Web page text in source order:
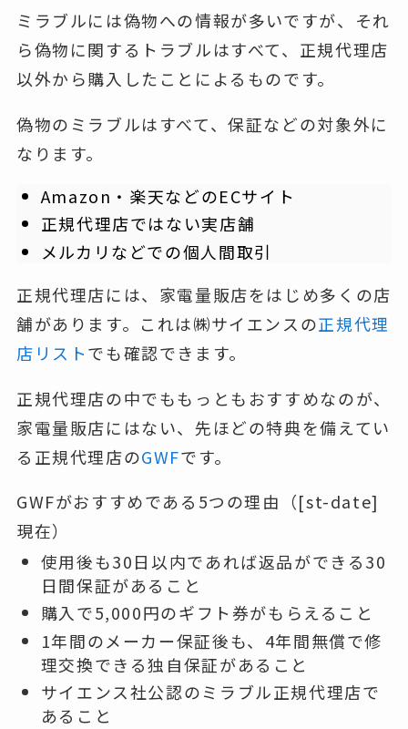
ミラブルには偽物への情報が多いですが、それ
ら偽物に関するトラブルはすべて、正規代理店
以外から購入したことによるものです。
偽物のミラブルはすべて、保証などの対象外に
なります。
Amazon・楽天などのECサイト
正規代理店ではない実店舗
メルカリなどでの個人間取引
正規代理店には、家電量販店をはじめ多くの店
舗があります。これは㈱サイエンスの正規代理
店リストでも確認できます。
正規代理店の中でももっともおすすめなのが、
家電量販店にはない、先ほどの特典を備えてい
る正規代理店のGWFです。
GWFがおすすめである5つの理由（[st-date]
現在）
使用後も30日以内であれば返品ができる30
日間保証があること
購入で5,000円のギフト券がもらえること
1年間のメーカー保証後も、4年間無償で修
理交換できる独自保証があること
サイエンス社公認のミラブル正規代理店で
あること